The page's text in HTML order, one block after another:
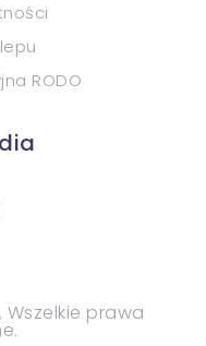
RODO
Wszelkie prawa